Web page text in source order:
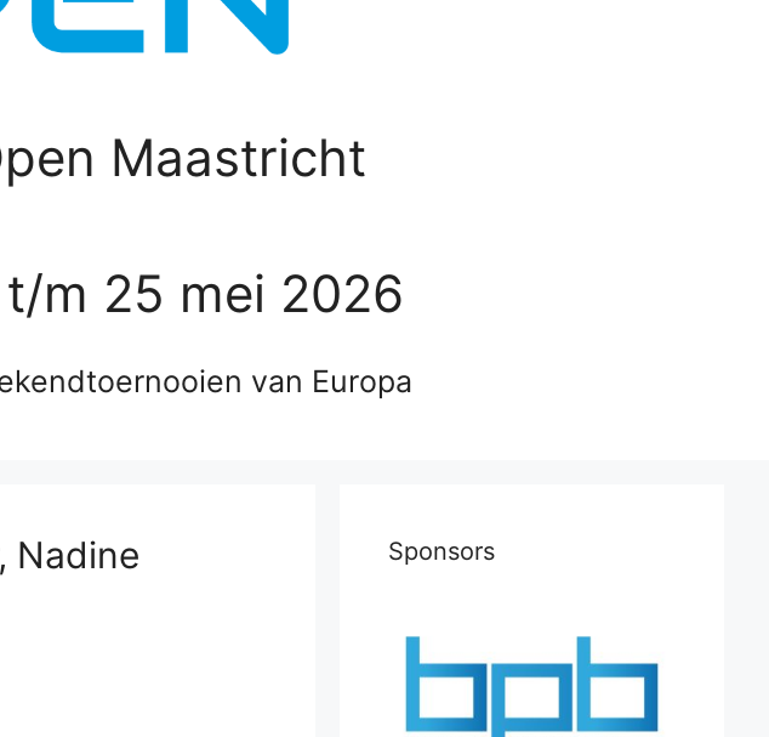
Maastricht
m 25 mei 2026
van Europa
Nadine Sponsors